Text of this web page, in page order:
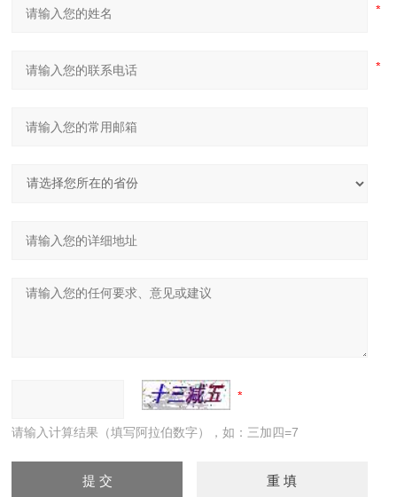
请输入计算结果（填写阿拉伯数字），如：三加四=7